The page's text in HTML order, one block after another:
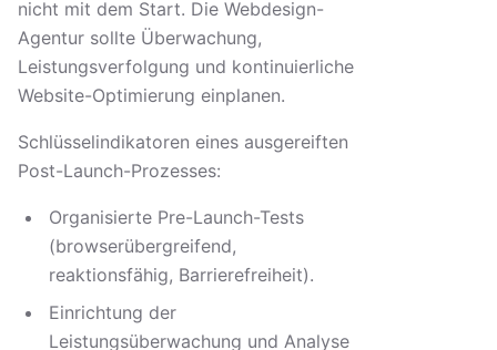
nicht mit dem Start. Die Webdesign-
Agentur sollte Überwachung,
Leistungsverfolgung und kontinuierliche
Website-Optimierung einplanen.
Schlüsselindikatoren eines ausgereiften
Post-Launch-Prozesses:
Organisierte Pre-Launch-Tests
(browserübergreifend,
reaktionsfähig, Barrierefreiheit).
Einrichtung der
Leistungsüberwachung und Analyse